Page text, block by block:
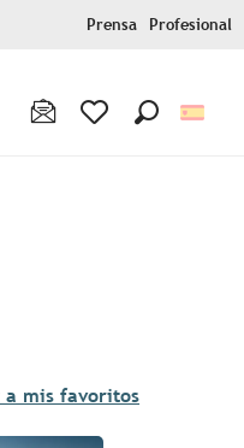
Prensa Profesional
favoris
a mis favoritos